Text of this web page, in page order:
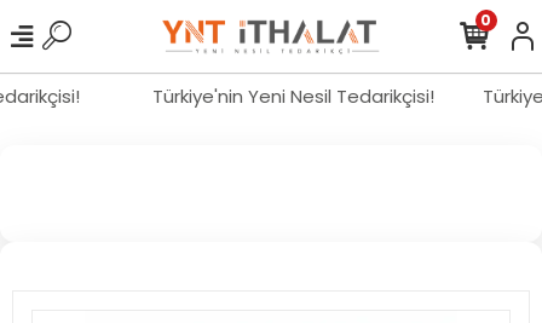
Türkiye'nin Yeni Nesil Tedarikçisi!
0